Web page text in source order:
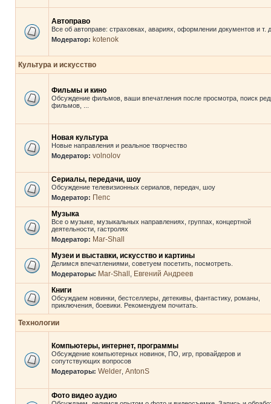
Автоправо
Все об автоправе: страховках, авариях, оформлении документов и т.
Модератор: kotenok
Культура и искусство
Фильмы и кино
Обсуждение фильмов, ваши впечатления после просмотра, поиск
фильмов, ...
Новая культура
Новые направления и реальное творчество
Модератор: volnolov
Сериалы, передачи, шоу
Обсуждение телевизионных сериалов, передач, шоу
Модератор: Пепс
Музыка
Все о музыке, музыкальных направлениях, группах, концертной
деятельности, гастролях
Модератор: Mar-Shall
Музеи и выставки, искусство и картины
Делимся впечатлениями, советуем посетить, посмотреть.
Модераторы: Mar-Shall
Евгений Андреев
Книги
Обсуждаем новинки, бестселлеры, детекивы, фантастику, романы,
приключения, боевики. Рекомендуем почитать.
Технологии
Компьютеры, интернет, программы
Обсуждение компьютерных новинок, ПО, игр, провайдеров и
сопутствующих вопросов
Модераторы: Welder AntonS
Фото видео аудио